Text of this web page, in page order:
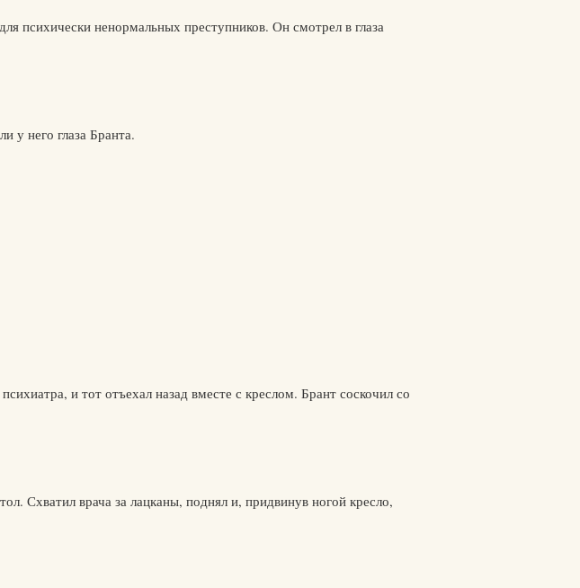
психически ненормальных преступников. Он смотрел в глаза
у него глаза Бранта.
и тот отъехал назад вместе с креслом. Брант соскочил со
Схватил врача за лацканы, поднял и, придвинув ногой кресло,